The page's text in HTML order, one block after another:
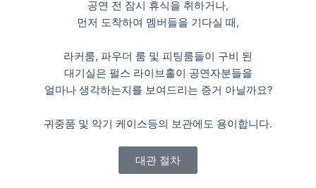
공연 전 잠시 휴식을 취하거나,
먼저 도착하여 멤버들을 기다실 때,
라커룸, 파우더 룸 및 피팅룸들이 구비 된
대기실은 펄스 라이브홀이 공연자분들을
얼마나 생각하는지를 보여드리는 증거 아닐까요?
귀중품 및 악기 케이스등의 보관에도 용이합니다.
대관 절차